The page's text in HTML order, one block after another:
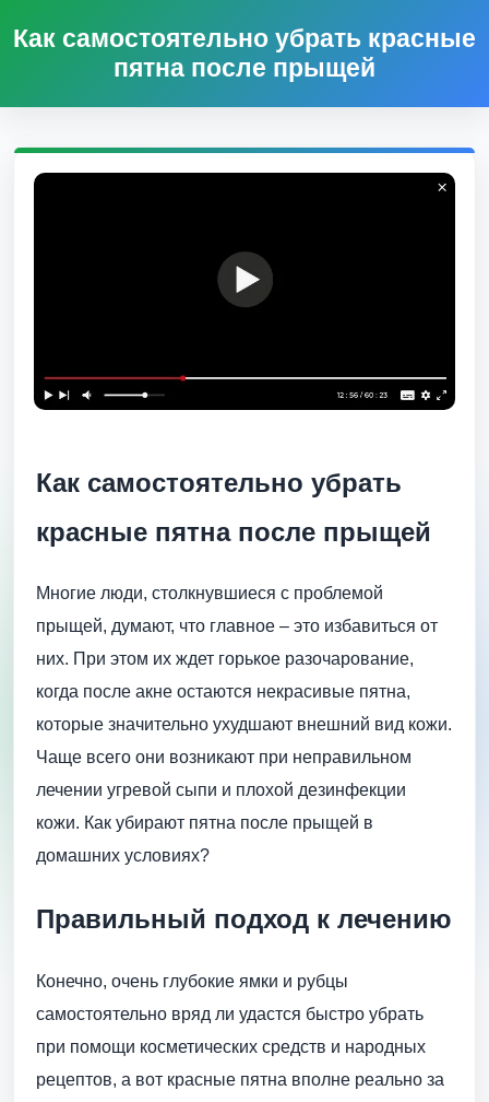
Как самостоятельно убрать красные
пятна после прыщей
Как самостоятельно убрать
красные пятна после прыщей
Многие люди, столкнувшиеся с проблемой
прыщей, думают, что главное – это избавиться от
них. При этом их ждет горькое разочарование,
когда после акне остаются некрасивые пятна,
которые значительно ухудшают внешний вид кожи.
Чаще всего они возникают при неправильном
лечении угревой сыпи и плохой дезинфекции
кожи. Как убирают пятна после прыщей в
домашних условиях?
Правильный подход к лечению
Конечно, очень глубокие ямки и рубцы
самостоятельно вряд ли удастся быстро убрать
при помощи косметических средств и народных
рецептов, а вот красные пятна вполне реально за